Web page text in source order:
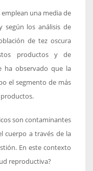
emplean una media de
según los análisis de
de tez oscura
productos y de
ha observado que la
el segmento de más
son contaminantes
cuerpo a través de la
En este contexto
reproductiva?